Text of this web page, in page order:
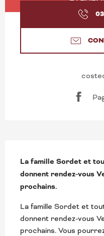
La famille Sordet et
donnent rendez-vous
prochains.
La famille Sordet et
donnent rendez-vous
prochains. Vous